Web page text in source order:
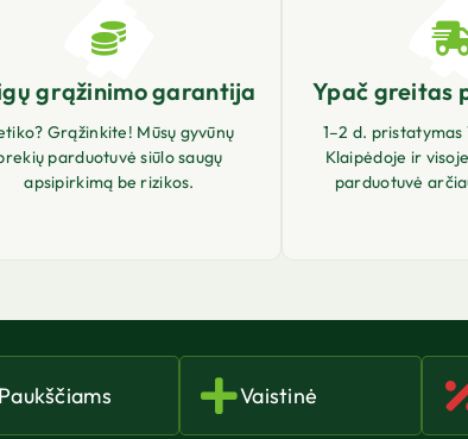
grąžinimo garantija
Grąžinkite! Mūsų gyvūnų
parduotuvė siūlo saugų
apsipirkimą be rizikos.
Ypač greitas
1–2 d. pristatymas
Klaipėdoje ir
parduotuvė
Paukščiams Vaistinė